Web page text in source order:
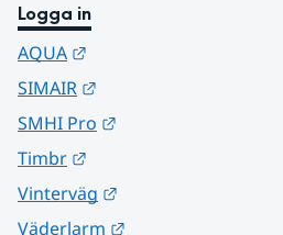
Logga in
AQUA
SIMAIR
SMHI Pro
Timbr
Vinterväg
Väderlarm